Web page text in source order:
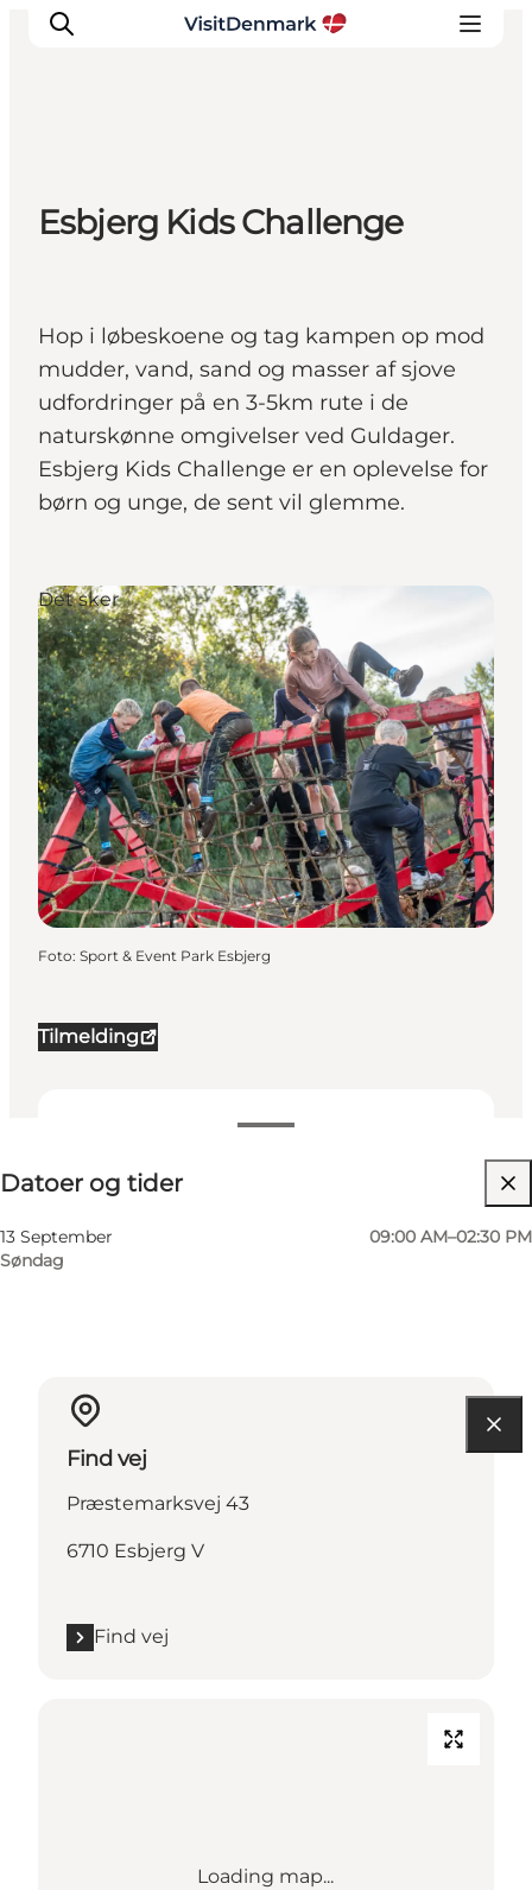
Inspiration
Destinationer
Planlæg ferien
Esbjerg Kids Challenge
Hop i løbeskoene og tag kampen op mod
mudder, vand, sand og masser af sjove
udfordringer på en 3-5km rute i de
naturskønne omgivelser ved Guldager.
Esbjerg Kids Challenge er en oplevelse for
børn og unge, de sent vil glemme.
Tilmelding
Datoer og tider
13 September
Søndag
09:00 AM–02:30 PM
Besøg hjemmeside
Det sker
Foto: Sport & Event Park Esbjerg
Find vej
Præstemarksvej 43
6710 Esbjerg V
Find vej
Loading map...